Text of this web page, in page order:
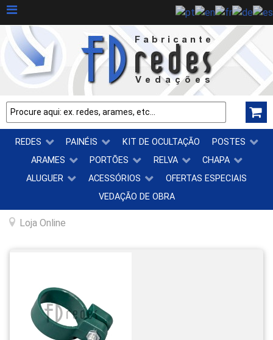
REDES PAINÉIS KIT DE OCULTAÇÃO
POSTES
ARAMES
PORTÕES RELVA
CHAPA
ALUGUER
ACESSÓRIOS
OFERTAS ESPECIAIS
VEDAÇÃO DE OBRA
Loja Online